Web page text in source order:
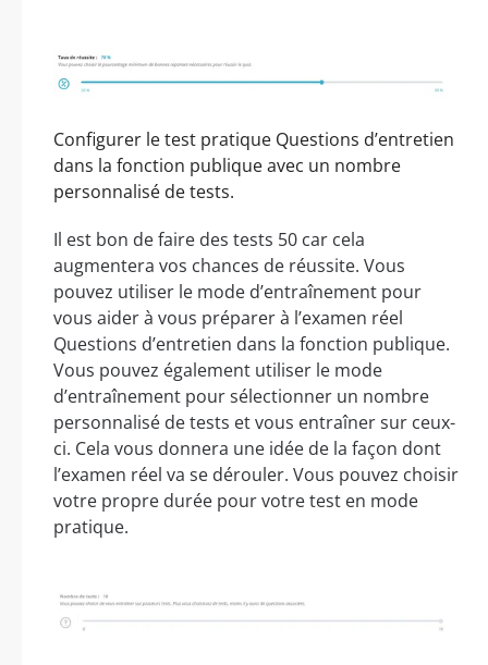
Configurer le test pratique Questions d’entretien
dans la fonction publique avec un nombre
personnalisé de tests.
Il est bon de faire des tests 50 car cela
augmentera vos chances de réussite. Vous
pouvez utiliser le mode d’entraînement pour
vous aider à vous préparer à l’examen réel
Questions d’entretien dans la fonction publique.
Vous pouvez également utiliser le mode
d’entraînement pour sélectionner un nombre
personnalisé de tests et vous entraîner sur ceux-
ci. Cela vous donnera une idée de la façon dont
l’examen réel va se dérouler. Vous pouvez choisir
votre propre durée pour votre test en mode
pratique.